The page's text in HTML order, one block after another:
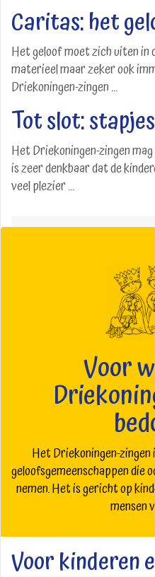
Caritas: het
Het geloof moet zich uiten in
materieel maar zeker ook
Driekoningen-zingen ...
Tot slot:
Het Driekoningen-zingen
is zeer denkbaar dat de
veel plezier ...
Voor
Het Driekoningen-zingen
geloofsgemeenschappen die
nemen. Het is gericht op
mensen
Voor kinderen